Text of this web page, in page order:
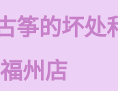
筝的坏处
州店